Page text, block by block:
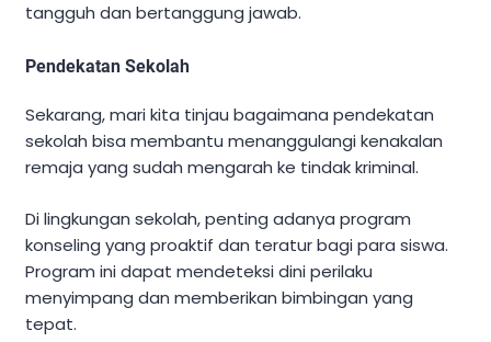
tangguh dan bertanggung jawab.
Pendekatan Sekolah
Sekarang, mari kita tinjau bagaimana pendekatan
sekolah bisa membantu menanggulangi kenakalan
remaja yang sudah mengarah ke tindak kriminal.
Di lingkungan sekolah, penting adanya program
konseling yang proaktif dan teratur bagi para siswa.
Program ini dapat mendeteksi dini perilaku
menyimpang dan memberikan bimbingan yang
tepat.